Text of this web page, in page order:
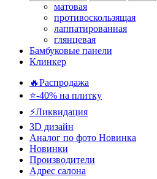
матовая
противоскользящая
лаппатированная
глянцевая
Бамбуковые панели
Клинкер
🔥Распродажа
⭐-40% на плитку
⚡️Ликвидация
3D дизайн
Аналог по фото Новинка
Новинки
Производители
Адрес салона